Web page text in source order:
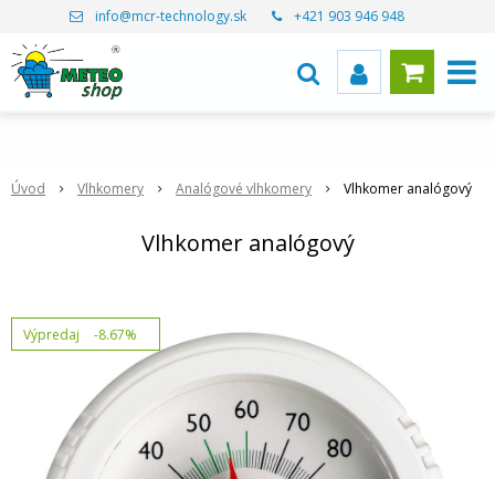
info@mcr-technology.sk +421 903 946 948
Úvod Vlhkomery Analógové vlhkomery Vlhkomer analógový
Vlhkomer analógový
Výpredaj -8.67%